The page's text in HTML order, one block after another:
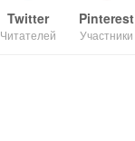
Twitter
Читателей
Pinterest
Участники